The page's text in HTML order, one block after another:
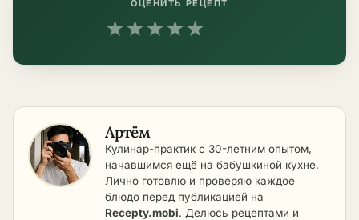
ОЦЕНИТЬ РЕЦЕПТ
★★★★★
Артём
Кулинар-практик с 30-летним опытом,
начавшимся ещё на бабушкиной кухне.
Лично готовлю и проверяю каждое
блюдо перед публикацией на
Recepty.mobi. Делюсь рецептами и